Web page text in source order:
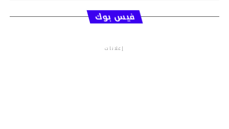
قسم الاخبار
فيس بوك
إعلانات